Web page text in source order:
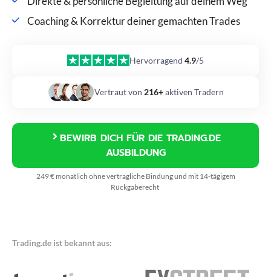
Coaching & Korrektur deiner gemachten Trades
Hervorragend 4.9/5
Vertraut von 216+aktiven Tradern
BEWIRB DICH FÜR DIE TRADING.DE
AUSBILDUNG
249 € monatlich ohne vertragliche Bindung und mit 14-tägigem
Rückgaberecht
Trading.de ist bekannt aus: